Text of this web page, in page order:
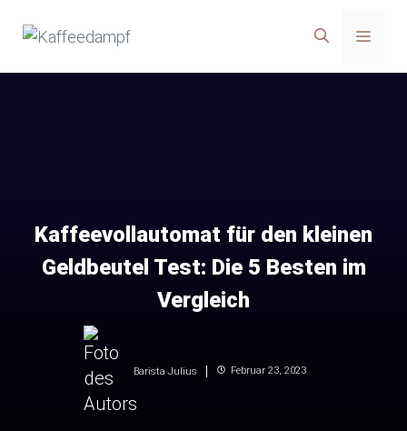
Inhalt
Menü
Kaffeevollautomat für den kleinen
Geldbeutel Test: Die 5 Besten im
Vergleich
Barista Julius Februar 23, 2023